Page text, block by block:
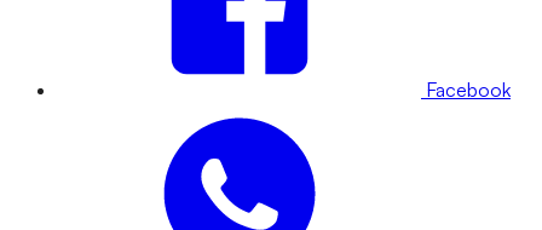
Facebook